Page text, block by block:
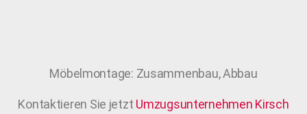
Möbelmontage: Zusammenbau, Abbau
Kontaktieren Sie jetzt Umzugsunternehmen Kirsch